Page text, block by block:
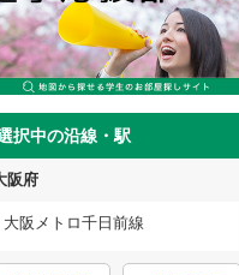
択中の沿線・駅
阪府
大阪メトロ千日前線